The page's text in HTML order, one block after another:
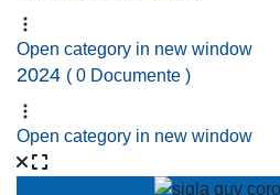
Open category in new window
2024 ( 0 Documente )
Open category in new window